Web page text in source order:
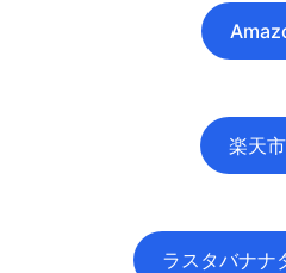
楽天
ラスタバナナ